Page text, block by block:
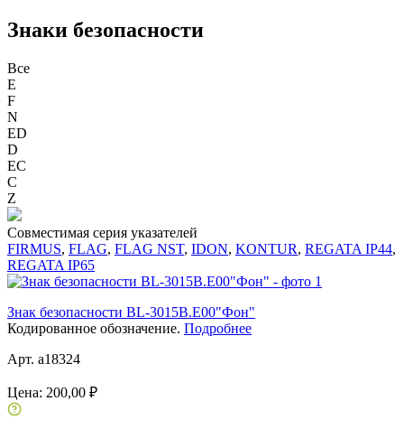
Знаки безопасности
Все
E
F
N
ED
D
ЕС
C
Z
Совместимая серия указателей
FIRMUS, FLAG, FLAG NST, IDON, KONTUR, REGATA IP44,
REGATA IP65
Знак безопасности BL-3015B.E00"Фон"
Кодированное обозначение. Подробнее
Арт. a18324
Цена: 200,00 ₽